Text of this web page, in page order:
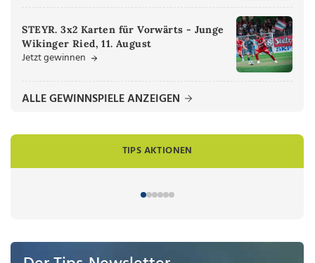
STEYR. 3x2 Karten für Vorwärts - Junge
Wikinger Ried, 11. August
Jetzt gewinnen
ALLE GEWINNSPIELE ANZEIGEN
TIPS AKTIONEN